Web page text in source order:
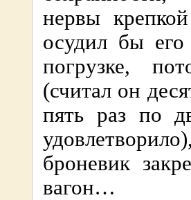
нервы
осудил бы
погрузке,
(считал он
пять раз по
броневик
вагон…